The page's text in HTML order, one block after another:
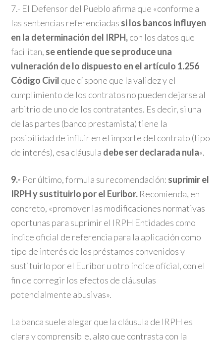
7.- El Defensor del Pueblo afirma que «conforme a
las sentencias referenciadas si los bancos influyen
en la determinación del IRPH,con los datos que
facilitan, se entiende que se produce una
vulneración de lo dispuesto en el artículo 1.256
Código Civil que dispone que la validez y el
cumplimiento de los contratos no pueden dejarse al
arbitrio de uno de los contratantes. Es decir, si una
de las partes (banco prestamista) tiene la
posibilidad de influir en el importe del contrato (tipo
de interés), esa cláusula debe ser declarada nula«.
9.- Por último, formula su recomendación: suprimir el
IRPH y sustituirlo por el Euribor. Recomienda, en
concreto, «promover las modificaciones normativas
oportunas para suprimir el IRPH Entidades como
índice oficial de referencia para la aplicación como
tipo de interés de los préstamos convenidos y
sustituirlo por el Euribor u otro índice ofícial, con el
fin de corregir los efectos de cláusulas
potencialmente abusivas».
La banca suele alegar que la cláusula de IRPH es
clara y comprensible, algo que contrasta con la